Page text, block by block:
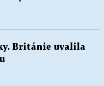
Británie uvalila